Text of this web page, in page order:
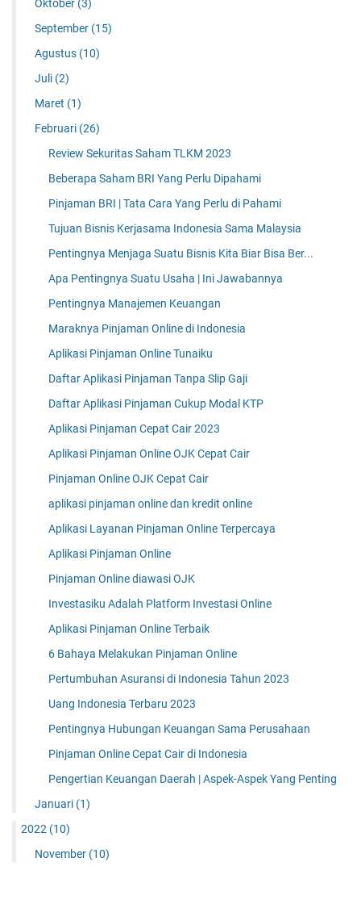
Oktober (3)
September (15)
Agustus (10)
Juli (2)
Maret (1)
Februari (26)
Review Sekuritas Saham TLKM 2023
Beberapa Saham BRI Yang Perlu Dipahami
Pinjaman BRI | Tata Cara Yang Perlu di Pahami
Tujuan Bisnis Kerjasama Indonesia Sama Malaysia
Pentingnya Menjaga Suatu Bisnis Kita Biar Bisa Ber...
Apa Pentingnya Suatu Usaha | Ini Jawabannya
Pentingnya Manajemen Keuangan
Maraknya Pinjaman Online di Indonesia
Aplikasi Pinjaman Online Tunaiku
Daftar Aplikasi Pinjaman Tanpa Slip Gaji
Daftar Aplikasi Pinjaman Cukup Modal KTP
Aplikasi Pinjaman Cepat Cair 2023
Aplikasi Pinjaman Online OJK Cepat Cair
Pinjaman Online OJK Cepat Cair
aplikasi pinjaman online dan kredit online
Aplikasi Layanan Pinjaman Online Terpercaya
Aplikasi Pinjaman Online
Pinjaman Online diawasi OJK
Investasiku Adalah Platform Investasi Online
Aplikasi Pinjaman Online Terbaik
6 Bahaya Melakukan Pinjaman Online
Pertumbuhan Asuransi di Indonesia Tahun 2023
Uang Indonesia Terbaru 2023
Pentingnya Hubungan Keuangan Sama Perusahaan
Pinjaman Online Cepat Cair di Indonesia
Pengertian Keuangan Daerah | Aspek-Aspek Yang Penting
Januari (1)
2022 (10)
November (10)